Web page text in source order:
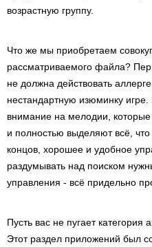
возрастную группу.
Что же мы приобретаем
рассматриваемого файла?
не должна действовать
нестандартную изюминку
внимание на мелодии, которые
и полностью выделяют всё,
концов, хорошее и удобное
раздумывать над поиском
управления - всё придельно
Пусть вас не пугает категория
Этот раздел приложений был